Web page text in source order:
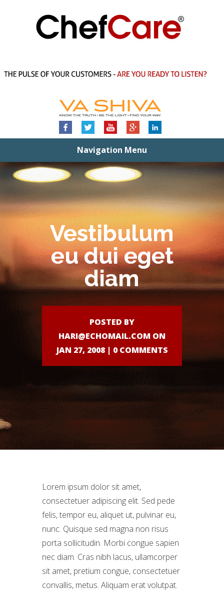
Navigation Menu
Vestibulum
eu dui eget
diam
POSTED BY
HARI@ECHOMAIL.COM ON
JAN 27, 2008 | 0 COMMENTS
Lorem ipsum dolor sit amet,
consectetuer adipiscing elit. Sed pede
felis, tempor eu, aliquet ut, pulvinar eu,
nunc. Quisque sed magna non risus
porta sollicitudin. Morbi congue sapien
nec diam. Cras nibh lacus, ullamcorper
sit amet, pretium congue, consectetuer
convallis, metus. Aliquam erat volutpat.